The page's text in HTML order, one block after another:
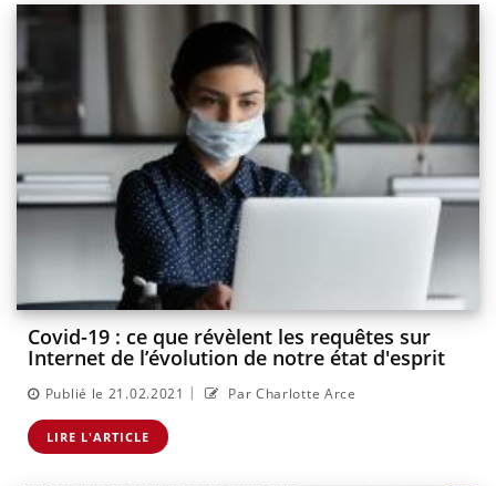
Covid-19 : ce que révèlent les requêtes sur
Internet de l’évolution de notre état d'esprit
Publié le 21.02.2021 | Par Charlotte Arce
LIRE L'ARTICLE